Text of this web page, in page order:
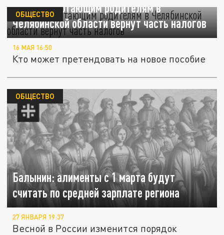
С июня работающим родителям в
Челябинской области вернут часть налогов
ОБЩЕСТВО
16 МАЯ 16:50
Кто может претендовать на новое пособие
Балынин: алименты с 1 марта будут
считать по средней зарплате региона
ОБЩЕСТВО
27 ЯНВАРЯ 19:37
Весной в России изменится порядок